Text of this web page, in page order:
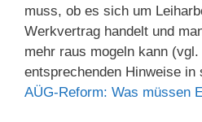
muss, ob es sich um
Werkvertrag handelt und
mehr raus mogeln kann
entsprechenden Hinweise in
AÜG-Reform: Was müssen